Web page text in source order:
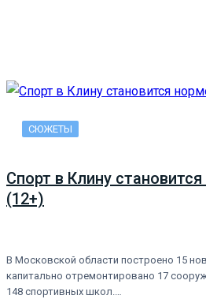
СЮЖЕТЫ
Спорт в Клину
(12+)
В Московской области построено 15
капитально отремонтировано 17
148 спортивных школ.…